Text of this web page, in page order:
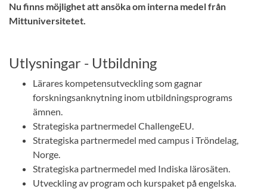
Nu finns möjlighet att ansöka om interna medel från
Mittuniversitetet.
Utlysningar - Utbildning
Lärares kompetensutveckling som gagnar
forskningsanknytning inom utbildningsprograms
ämnen.
Strategiska partnermedel ChallengeEU.
Strategiska partnermedel med campus i Tröndelag,
Norge.
Strategiska partnermedel med Indiska lärosäten.
Utveckling av program och kurspaket på engelska.